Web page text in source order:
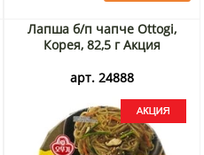
Лапша б/п чапче Ottogi,
Корея, 82,5 г Акция
арт. 24888